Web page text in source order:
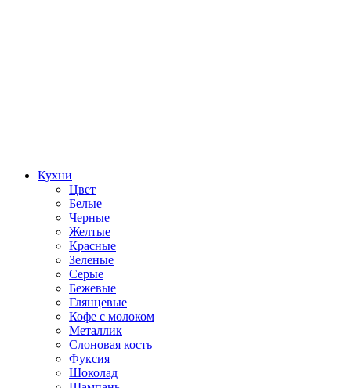
Кухни
Цвет
Белые
Черные
Желтые
Красные
Зеленые
Серые
Бежевые
Глянцевые
Кофе с молоком
Металлик
Слоновая кость
Фуксия
Шоколад